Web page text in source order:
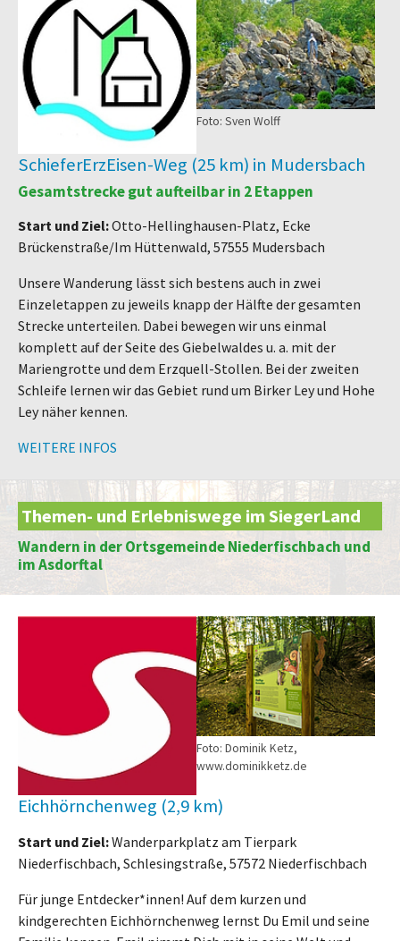
Foto: Sven Wolff
SchieferErzEisen-Weg (25 km) in Mudersbach
Gesamtstrecke gut aufteilbar in 2 Etappen
Start und Ziel:Otto-Hellinghausen-Platz, Ecke
Brückenstraße/Im Hüttenwald, 57555 Mudersbach
Unsere Wanderung lässt sich bestens auch in zwei
Einzeletappen zu jeweils knapp der Hälfte der gesamten
Strecke unterteilen. Dabei bewegen wir uns einmal
komplett auf der Seite des Giebelwaldes u. a. mit der
Mariengrotte und dem Erzquell-Stollen. Bei der zweiten
Schleife lernen wir das Gebiet rund um Birker Ley und Hohe
Ley näher kennen.
WEITERE INFOS
Themen- und Erlebniswege im SiegerLand
Wandern in der Ortsgemeinde Niederfischbach und
im Asdorftal
Foto: Dominik Ketz,
www.dominikketz.de
Eichhörnchenweg (2,9 km)
Start und Ziel:Wanderparkplatz am Tierpark
Niederfischbach, Schlesingstraße, 57572 Niederfischbach
Für junge Entdecker*innen! Auf dem kurzen und
kindgerechten Eichhörnchenweg lernst Du Emil und seine